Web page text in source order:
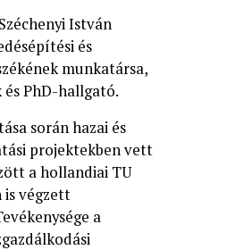
István
és
munkatársa,
PhD-hallgató.
során hazai és
projektekben vett
a hollandiai TU
is végzett
a